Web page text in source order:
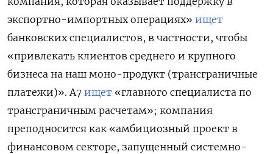
экспортно-импортных операциях» ищет
банковских специалистов, в частности, чтобы
«привлекать клиентов среднего и крупного
бизнеса на наш моно-продукт (трансграничные
платежи)». A7 ищет «главного специалиста по
трансграничным расчетам»; компания
преподносится как «амбициозный проект в
финансовом секторе, запущенный системно-